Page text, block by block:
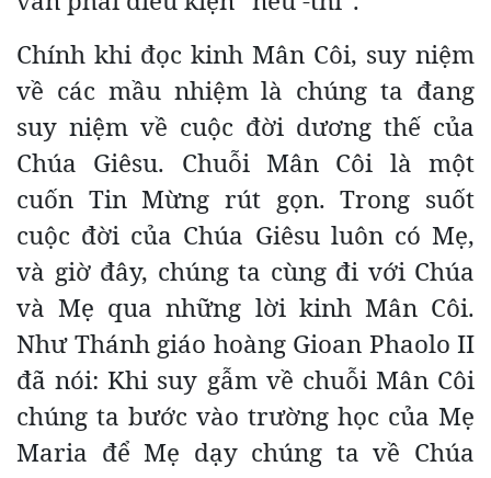
Chính khi đọc kinh Mân Côi, suy niệm
về các mầu nhiệm là chúng ta đang
suy niệm về cuộc đời dương thế của
Chúa Giêsu. Chuỗi Mân Côi là một
cuốn Tin Mừng rút gọn. Trong suốt
cuộc đời của Chúa Giêsu luôn có Mẹ,
và giờ đây, chúng ta cùng đi với Chúa
và Mẹ qua những lời kinh Mân Côi.
Như Thánh giáo hoàng Gioan Phaolo II
đã nói: Khi suy gẫm về chuỗi Mân Côi
chúng ta bước vào trường học của Mẹ
Maria để Mẹ dạy chúng ta về Chúa